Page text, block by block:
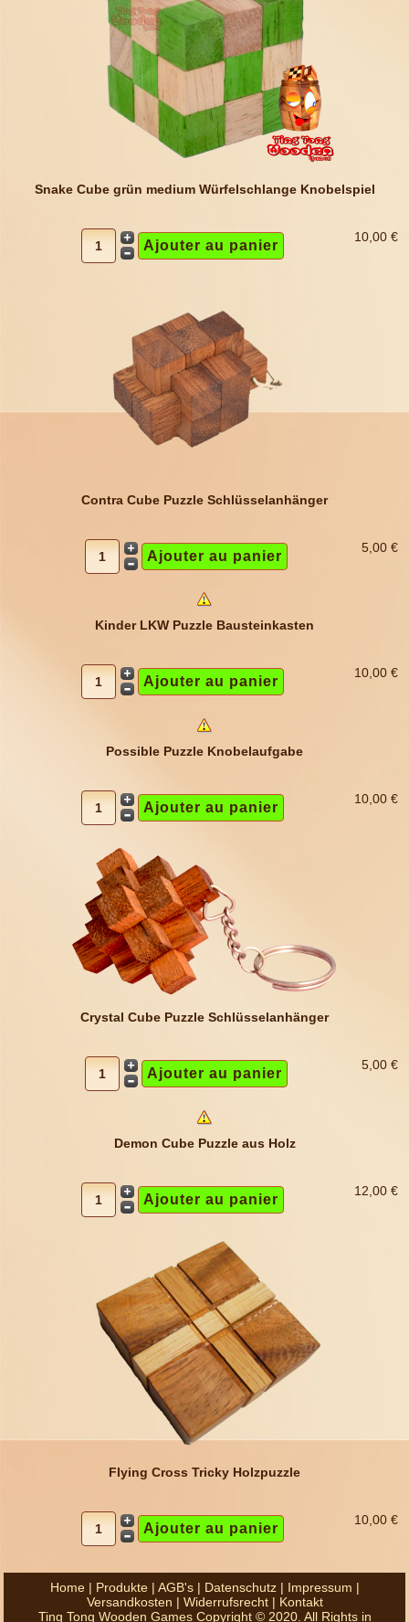
Snake Cube grün medium Würfelschlange Knobelspiel
10,00 €
Contra Cube Puzzle Schlüsselanhänger
5,00 €
Kinder LKW Puzzle Bausteinkasten
10,00 €
Possible Puzzle Knobelaufgabe
10,00 €
Crystal Cube Puzzle Schlüsselanhänger
5,00 €
Demon Cube Puzzle aus Holz
12,00 €
Flying Cross Tricky Holzpuzzle
10,00 €
Home| Produkte| AGB's| Datenschutz| Impressum |
Versandkosten | Widerrufsrecht| Kontakt
Ting Tong Wooden Games Copyright © 2020. All Rights in